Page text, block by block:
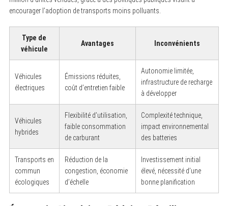
encourager l’adoption de transports moins polluants.
Type de
véhicule
Avantages Inconvénients
Véhicules
électriques
Émissions réduites,
coût d’entretien faible
Autonomie limitée,
infrastructure de recharge
à développer
Véhicules
hybrides
Flexibilité d’utilisation,
faible consommation
de carburant
Complexité technique,
impact environnemental
des batteries
Transports en
commun
écologiques
Réduction de la
congestion, économie
d’échelle
Investissement initial
élevé, nécessité d’une
bonne planification